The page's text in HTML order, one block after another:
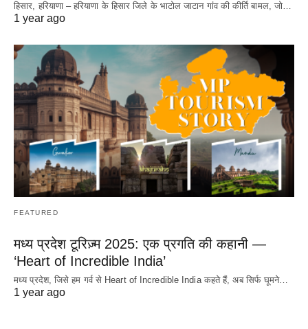
हिसार, हरियाणा – हरियाणा के हिसार जिले के भाटोल जाटान गांव की कीर्ति बामल, जो…
1 year ago
FEATURED
मध्य प्रदेश टूरिज़्म 2025: एक प्रगति की कहानी —
‘Heart of Incredible India’
मध्य प्रदेश, जिसे हम गर्व से Heart of Incredible India कहते हैं, अब सिर्फ घूमने…
1 year ago